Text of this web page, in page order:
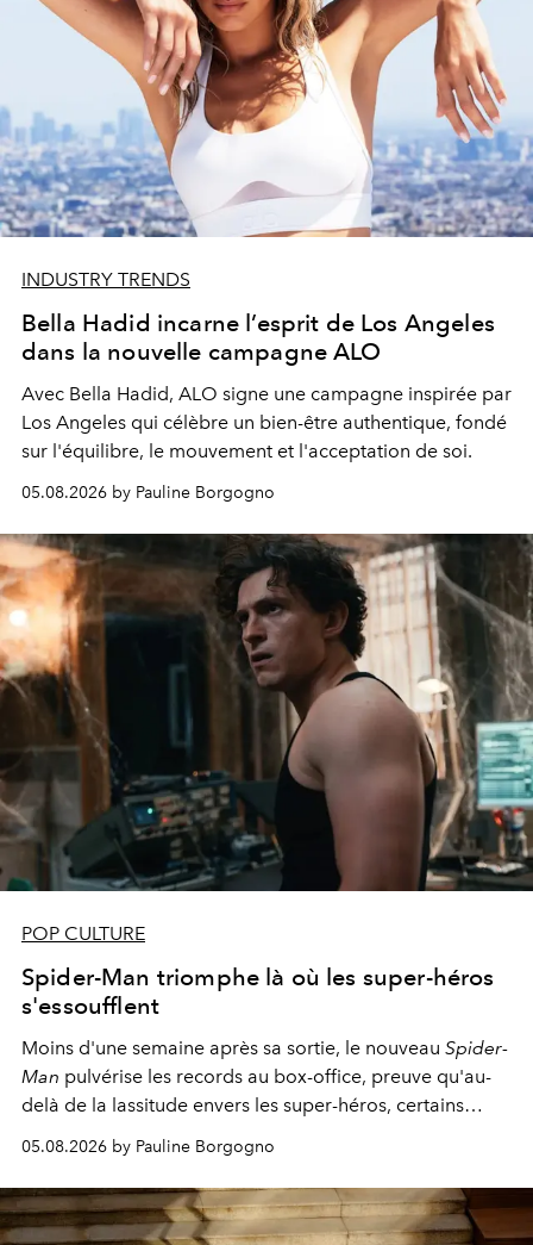
INDUSTRY TRENDS
Bella Hadid incarne l’esprit de Los Angeles
dans la nouvelle campagne ALO
Avec Bella Hadid, ALO signe une campagne inspirée par
Los Angeles qui célèbre un bien-être authentique, fondé
sur l'équilibre, le mouvement et l'acceptation de soi.
05.08.2026 by Pauline Borgogno
POP CULTURE
Spider-Man triomphe là où les super-héros
s'essoufflent
Moins d'une semaine après sa sortie, le nouveau Spider-
Man pulvérise les records au box-office, preuve qu'au-
delà de la lassitude envers les super-héros, certains
personnages continuent de susciter une ferveur intacte.
05.08.2026 by Pauline Borgogno